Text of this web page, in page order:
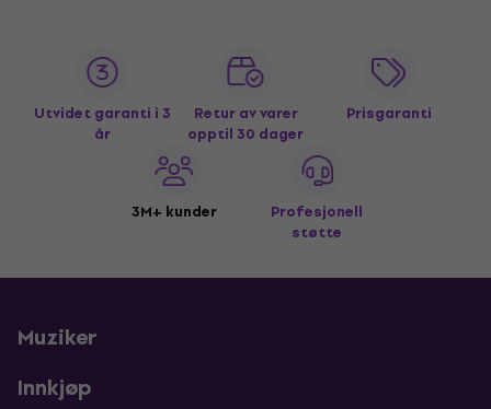
Utvidet garanti i 3
år
Retur av varer
opptil 30 dager
Prisgaranti
3M+ kunder
Profesjonell
støtte
Muziker
Innkjøp